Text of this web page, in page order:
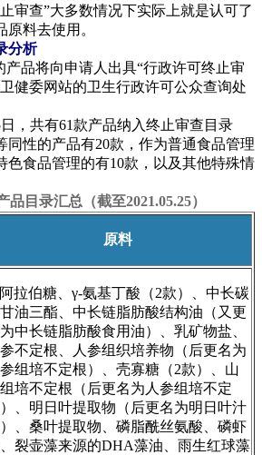
审查”大多数情况下实际上就是认可了
料去使用。
分析
品将向申请人出具“行政许可终止审
健委网站的卫生行政许可公众查询处
共有61款产品纳入终止审查目录
同性的产品有20款，作为普通食品管理
色食品管理的有10款，以及其他特殊情
品目录汇总（截至2021.05.25）
原料
拉伯糖、γ-氨基丁酸（2款）、中长碳
油三酯、中长链脂肪酸结构油（又更
中长链脂肪酸食用油）、乳矿物盐、
不定根、人参组织培养物（后更名为
组培不定根）、壳寡糖（2款）、山
培不定根（后更名为人参组培不定
、明日叶提取物（后更名为明日叶汁
、桑叶提取物、磷脂酰丝氨酸、磷虾
裂壶藻来源的DHA藻油、雨生红球藻